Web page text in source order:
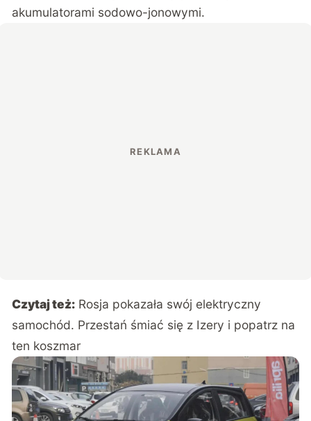
akumulatorami sodowo-jonowymi.
Czytaj też: Rosja pokazała swój elektryczny
samochód. Przestań śmiać się z Izery i popatrz na
ten koszmar